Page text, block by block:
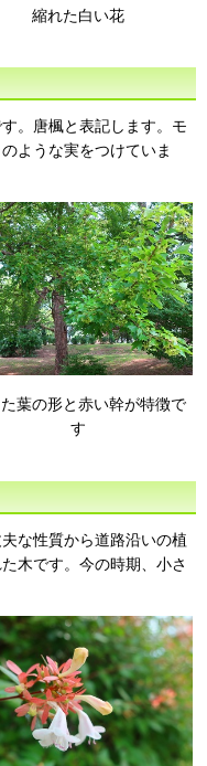
縮れた白い花
。唐楓と表記します。モ
ような実をつけていま
葉の形と赤い幹が特徴で
す
な性質から道路沿いの植
木です。今の時期、小さ